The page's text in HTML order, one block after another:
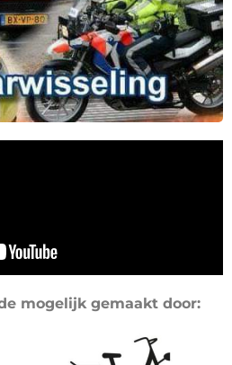
mogelijk gemaakt door: